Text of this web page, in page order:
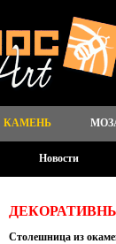
КАМЕНЬ
Новости
Столешница из